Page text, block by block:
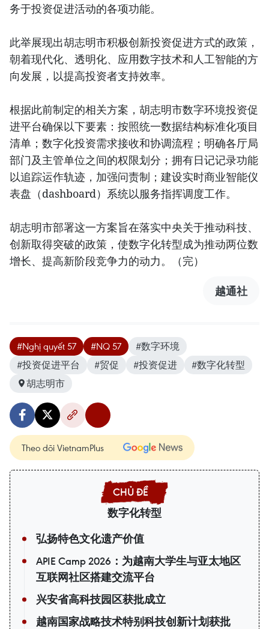
务于投资促进活动的各项功能。
此举展现出胡志明市积极创新投资促进方式的政策，
朝着现代化、透明化、应用数字技术和人工智能的方
向发展，以提高投资者支持效率。
根据此前制定的相关方案，胡志明市数字环境投资促
进平台确保以下要素：按照统一数据结构标准化项目
清单；数字化投资需求接收和协调流程；明确各厅局
部门及主管单位之间的权限划分；拥有日记记录功能
以追踪运作轨迹，加强问责制；建设实时商业智能仪
表盘（dashboard）系统以服务指挥调度工作。
胡志明市部署这一方案旨在落实中央关于推动科技、
创新取得突破的政策，使数字化转型成为推动两位数
增长、提高新阶段竞争力的动力。（完）
越通社
#Nghị quyết 57 #NQ 57
#数字环境
#投资促进平台
#贸促 #投资促进
#数字化转型
胡志明市
Theo dõi VietnamPlus
数字化转型
弘扬特色文化遗产价值
APIE Camp 2026：为越南大学生与亚太地区
互联网社区搭建交流平台
兴安省高科技园区获批成立
越南国家战略技术特别科技创新计划获批